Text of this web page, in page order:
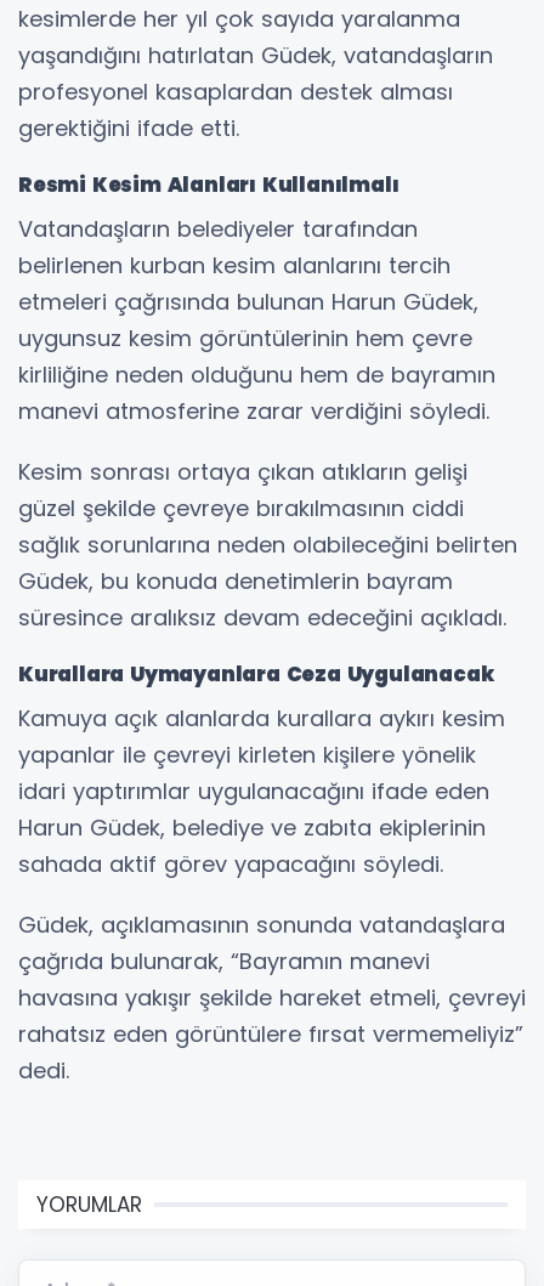
kesimlerde her yıl çok sayıda yaralanma
yaşandığını hatırlatan Güdek, vatandaşların
profesyonel kasaplardan destek alması
gerektiğini ifade etti.
Resmi Kesim Alanları Kullanılmalı
Vatandaşların belediyeler tarafından
belirlenen kurban kesim alanlarını tercih
etmeleri çağrısında bulunan Harun Güdek,
uygunsuz kesim görüntülerinin hem çevre
kirliliğine neden olduğunu hem de bayramın
manevi atmosferine zarar verdiğini söyledi.
Kesim sonrası ortaya çıkan atıkların gelişi
güzel şekilde çevreye bırakılmasının ciddi
sağlık sorunlarına neden olabileceğini belirten
Güdek, bu konuda denetimlerin bayram
süresince aralıksız devam edeceğini açıkladı.
Kurallara Uymayanlara Ceza Uygulanacak
Kamuya açık alanlarda kurallara aykırı kesim
yapanlar ile çevreyi kirleten kişilere yönelik
idari yaptırımlar uygulanacağını ifade eden
Harun Güdek, belediye ve zabıta ekiplerinin
sahada aktif görev yapacağını söyledi.
Güdek, açıklamasının sonunda vatandaşlara
çağrıda bulunarak, “Bayramın manevi
havasına yakışır şekilde hareket etmeli, çevreyi
rahatsız eden görüntülere fırsat vermemeliyiz”
dedi.
YORUMLAR